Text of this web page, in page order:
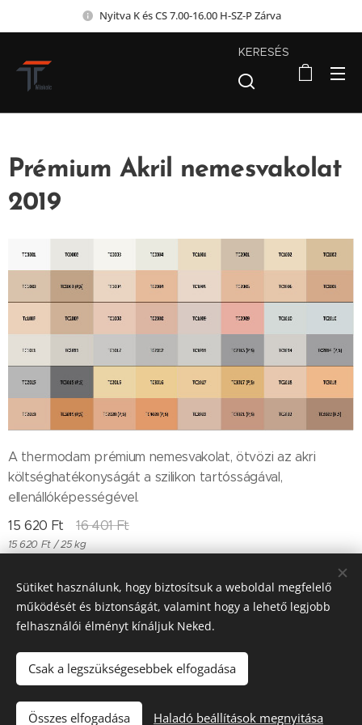
Nyitva K és CS 7.00-16.00 H-SZ-P Zárva
KERESÉS
Prémium Akril nemesvakolat
2019
A thermodam prémium nemesvakolat, ötvözi az akri
költséghatékonyságát a szilikon tartósságával,
ellenállóképességével.
15 620 Ft 16 401Ft
15 620 Ft / 25 kg
Kosárba
Till "96" Kft Adószán: 11385497-2-05
Sütiket használunk, hogy biztosítsuk a weboldal megfelelő
működését és biztonságát, valamint hogy a lehető legjobb
felhasználói élményt kínáljuk Neked.
Csak a legszükségesebbek elfogadása
Összes elfogadása Haladó beállítások megnyitása